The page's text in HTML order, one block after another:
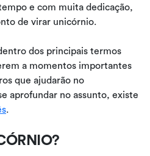
e com muita dedicação,
de virar unicórnio.
dos principais termos
a momentos importantes
que ajudarão no
aprofundar no assunto, existe
.